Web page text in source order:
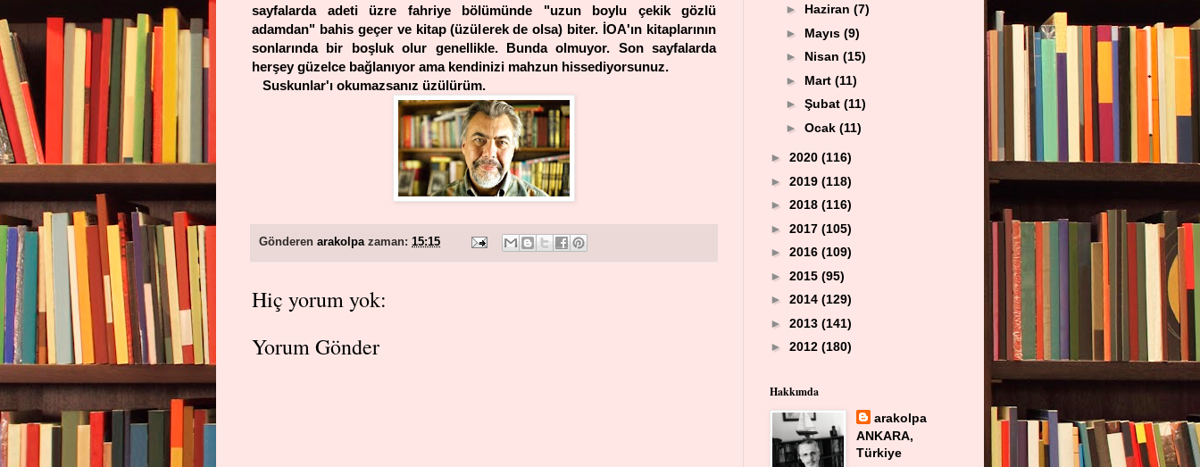
sayfalarda adeti üzre fahriye bölümünde "uzun boylu çekik gözlü
adamdan" bahis geçer ve kitap (üzülerek de olsa) biter. İOA'ın kitaplarının
sonlarında bir boşluk olur genellikle. Bunda olmuyor. Son sayfalarda
herşey güzelce bağlanıyor ama kendinizi mahzun hissediyorsunuz.
Suskunlar'ı okumazsanız üzülürüm.
Gönderen arakolpa zaman: 15:15
Hiç yorum yok:
Yorum Gönder
► Haziran (7)
► Mayıs (9)
► Nisan (15)
► Mart (11)
► Şubat (11)
► Ocak (11)
► 2020 (116)
► 2019 (118)
► 2018 (116)
► 2017 (105)
► 2016 (109)
► 2015 (95)
► 2014 (129)
► 2013 (141)
► 2012 (180)
Hakkımda
arakolpa
ANKARA,
Türkiye